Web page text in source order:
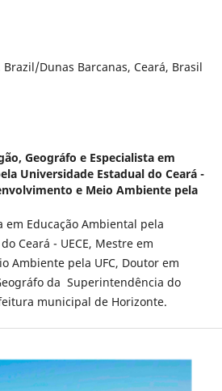
Dunas Barcanas, Ceará, Brasil
Geográfo e Especialista em
Universidade Estadual do Ceará -
e Meio Ambiente pela
em Educação Ambiental pela
Ceará - UECE, Mestre em
Ambiente pela UFC, Doutor em
da Superintendência do
municipal de Horizonte.